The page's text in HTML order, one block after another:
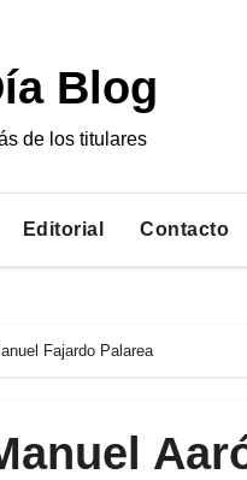
Blog
de los titulares
Editorial Contacto
Fajardo Palarea